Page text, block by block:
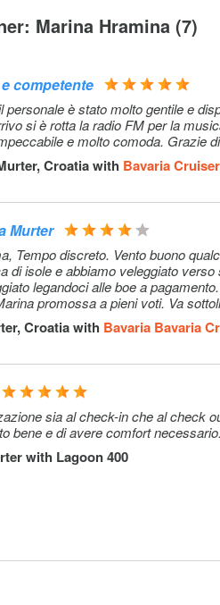
Marina Hramina (7)
competente
personale è stato molto gentile e
si è rotta la radio FM per la
e molto comoda. Grazie
Croatia with Bavaria
Murter
Mare perfetto. La Dalmazia di fronte a
di isole e abbiamo veleggiato
legandoci alle boe a
promossa a pieni voti. Va
Croatia with Bavaria Bavaria
sia al check-in che al check
bene e di avere comfort necessario.
with Lagoon 400